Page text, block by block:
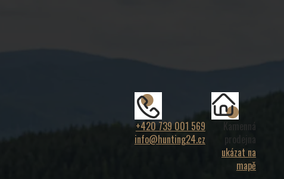
+420 739 001 569
info@hunting24.cz
Kamenná
prodejna
ukázat na
mapě